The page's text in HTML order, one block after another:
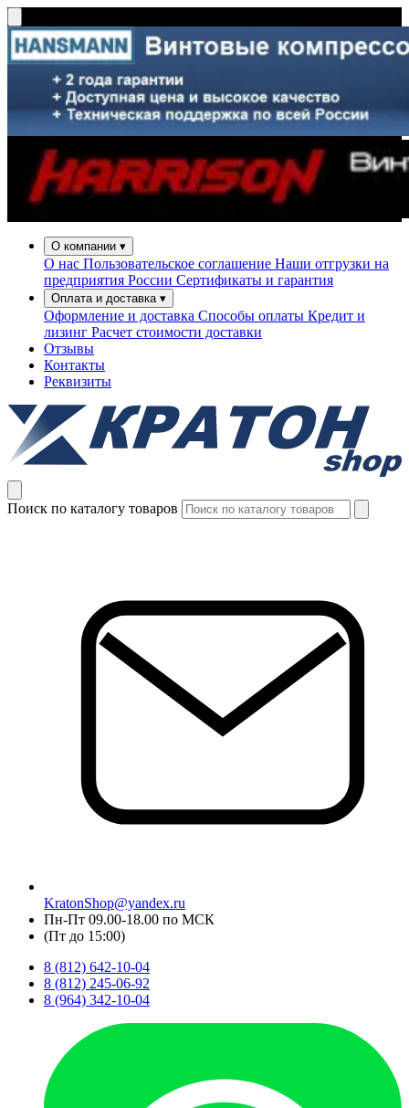
О компании ▾
О нас Пользовательское соглашение Наши отгрузки на
предприятия России Сертификаты и гарантия
Оплата и доставка ▾
Оформление и доставка Способы оплаты Кредит и
лизинг Расчет стоимости доставки
Отзывы
Контакты
Реквизиты
Поиск по каталогу товаров
KratonShop@yandex.ru
Пн-Пт 09.00-18.00 по МСК
(Пт до 15:00)
8 (812) 642-10-04
8 (812) 245-06-92
8 (964) 342-10-04